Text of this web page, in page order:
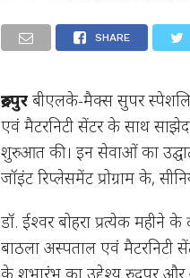
SHARE
रुद्रपुर बीएलके-मैक्स सुपर
एवं मैटरनिटी सेंटर के साथ
शुरुआत की। इन सेवाओं का
जॉइंट रिप्लेसमेंट प्रोग्राम के,
डॉ. ईश्वर बोहरा प्रत्येक
बाठला अस्पताल एवं मैटरनिटी
के शुभारंभ का उद्देश्य रुद्रपुर